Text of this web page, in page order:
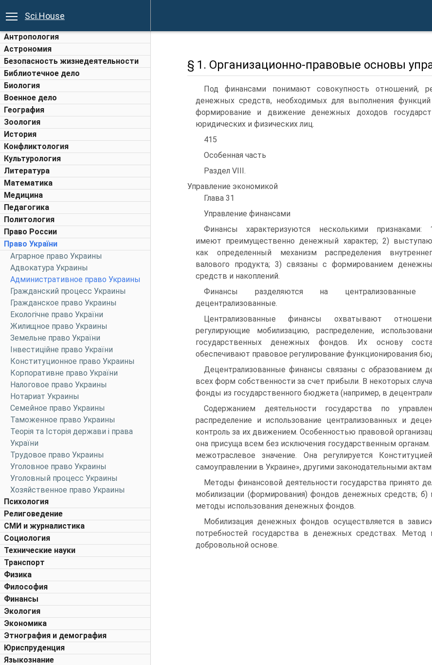
Sci.House
Антропология
Астрономия
Безопасность жизнедеятельности
Библиотечное дело
Биология
Военное дело
География
Зоология
История
Конфликтология
Культурология
Литература
Математика
Медицина
Педагогика
Политология
Право России
Право України
Аграрное право Украины
Адвокатура Украины
Административное право Украины
Гражданский процесс Украины
Гражданское право Украины
Екологічне право України
Жилищное право Украины
Земельне право України
Інвестиційне право України
Конституционное право Украины
Корпоративне право України
Налоговое право Украины
Нотариат Украины
Семейное право Украины
Таможенное право Украины
Теорія та Історія держави і права
України
Трудовое право Украины
Уголовное право Украины
Уголовный процесс Украины
Хозяйственное право Украины
Психология
Религоведение
СМИ и журналистика
Социология
Технические науки
Транспорт
Физика
Философия
Финансы
Экология
Экономика
Этнография и демография
Юриспруденция
Языкознание
§ 1. Организационно-правовые основы
Под финансами понимают совокупность отношений,
денежных средств, необходимых для выполнения
формирование и движение денежных доходов
юридических и физических лиц.
415
Особенная часть
Раздел VIII.
Управление экономикой
Глава 31
Управление финансами
Финансы характеризуются несколькими признаками:
имеют преимущественно денежный характер; 2)
как определенный механизм распределения
валового продукта; 3) связаны с формированием
средств и накоплений.
Финансы разделяются на централизованные
децентрализованные.
Централизованные финансы охватывают
регулирующие мобилизацию, распределение,
государственных денежных фондов. Их основу
обеспечивают правовое регулирование функционирования
Децентрализованные финансы связаны с образованием
всех форм собственности за счет прибыли. В некоторых
фонды из государственного бюджета (например, в
Содержанием деятельности государства по
распределение и использование централизованных и
контроль за их движением. Особенностью правовой
она присуща всем без исключения государственным
межотраслевое значение. Она регулируется
самоуправлении в Украине», другими законодательными
Методы финансовой деятельности государства принято
мобилизации (формирования) фондов денежных средств;
методы использования денежных фондов.
Мобилизация денежных фондов осуществляется в
потребностей государства в денежных средствах. Метод
добровольной основе.